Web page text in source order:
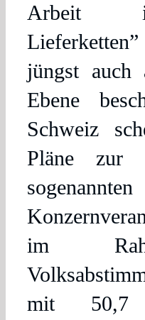
Arbeit
jüngst auch
Ebene
Schweiz
Pläne zur
sogenannten
im
mit 50,7